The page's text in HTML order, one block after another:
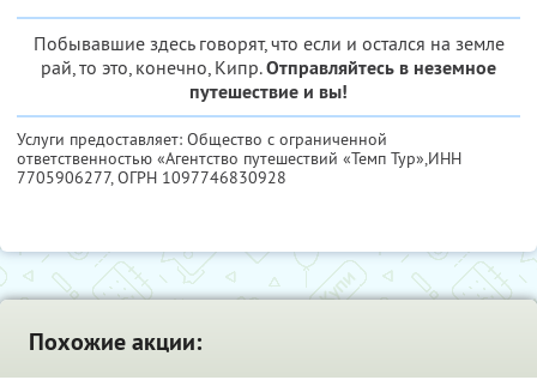
Побывавшие здесь говорят, что если и остался на земле
рай, то это, конечно, Кипр.Отправляйтесь в неземное
путешествие и вы!
Услуги предоставляет: Общество с ограниченной
ответственностью «Агентство путешествий «Темп Тур»,ИНН
7705906277, ОГРН 1097746830928
Похожие акции: